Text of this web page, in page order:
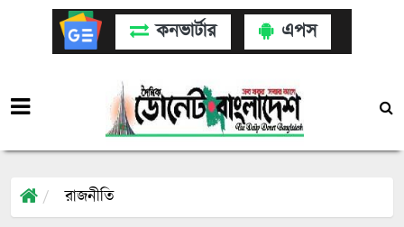
কনভার্টার এপস
রাজনীতি